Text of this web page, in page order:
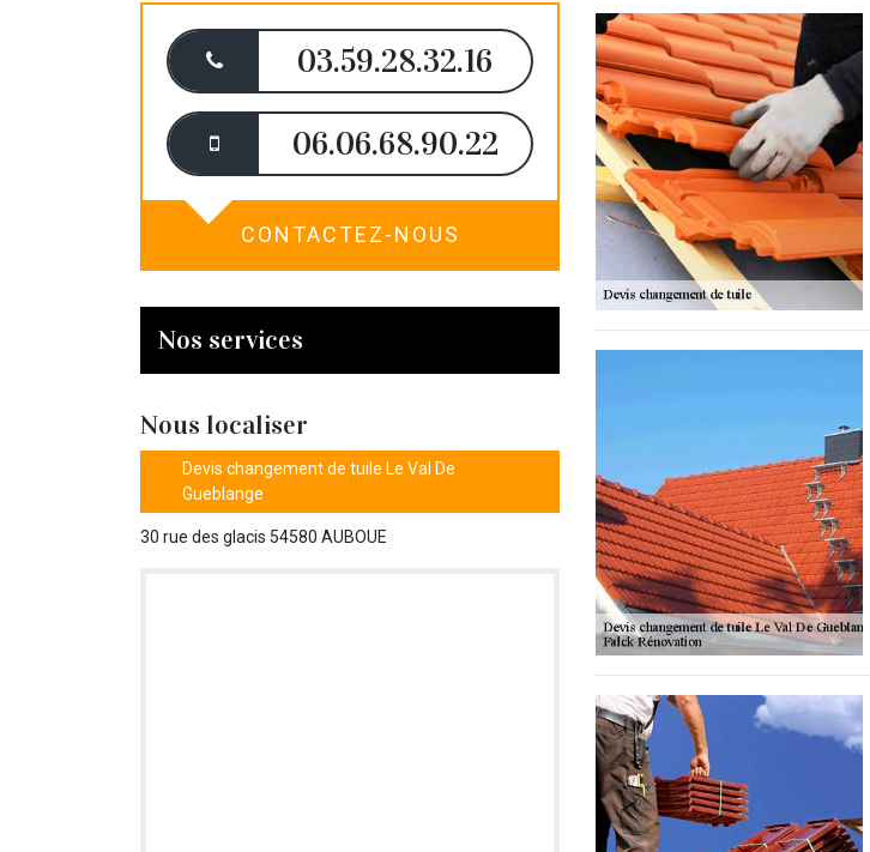
03.59.28.32.16
06.06.68.90.22
CONTACTEZ-NOUS
Nos services
Nous localiser
Devis changement de tuile Le Val De
Gueblange
30 rue des glacis 54580 AUBOUE